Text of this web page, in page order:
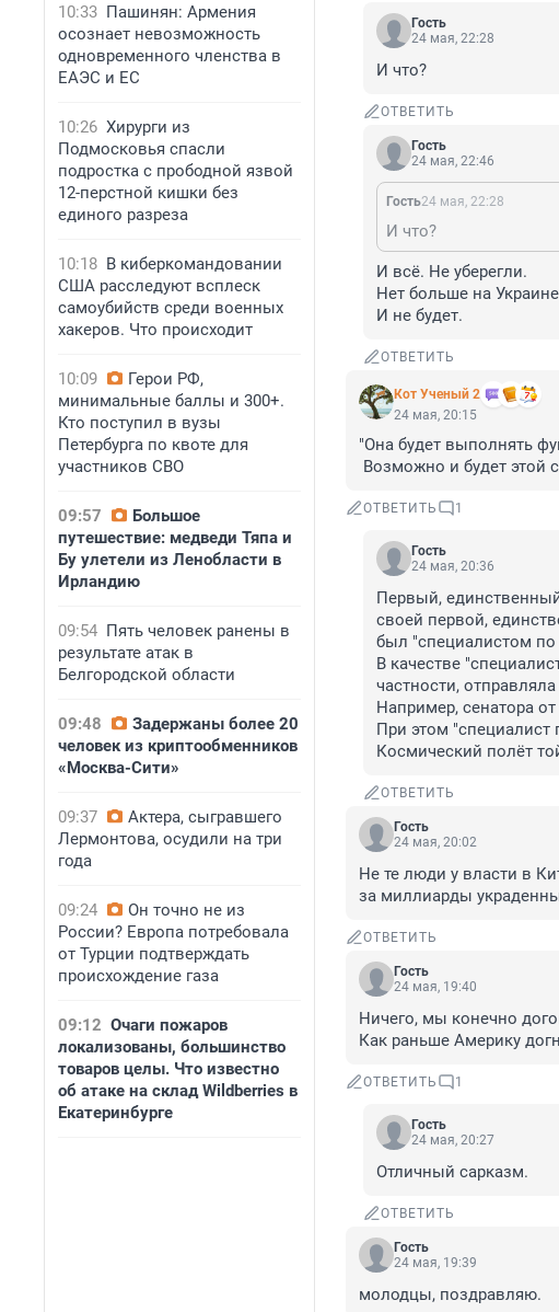
10:33 Пашинян: Армения
осознает невозможность
одновременного членства в
ЕАЭС и ЕС
10:26 Хирурги из
Подмосковья спасли
подростка с прободной язвой
12-перстной кишки без
единого разреза
10:18 В киберкомандовании
США расследуют всплеск
самоубийств среди военных
хакеров. Что происходит
10:09
Герои РФ,
минимальные баллы и 300+.
Кто поступил в вузы
Петербурга по квоте для
участников СВО
09:57
Большое
путешествие: медведи Тяпа и
Бу улетели из Ленобласти в
Ирландию
09:54 Пять человек ранены в
результате атак в
Белгородской области
09:48
Задержаны более 20
человек из криптообменников
«Москва-Сити»
09:37
Актера, сыгравшего
Лермонтова, осудили на три
года
09:24
Он точно не из
России? Европа потребовала
от Турции подтверждать
происхождение газа
09:12 Очаги пожаров
локализованы, большинство
товаров целы. Что известно
об атаке на склад Wildberries в
Екатеринбурге
Гость
24 мая, 22:28
И что?
ОТВЕТИТЬ
Гость
24 мая, 22:46
Гость24 мая, 22:28
И что?
И всё. Не уберегли.
Нет больше на
И не будет.
ОТВЕТИТЬ
Кот Ученый 2
24 мая, 20:15
"Она будет выполнять
Возможно и будет этой
ОТВЕТИТЬ 1
Гость
24 мая, 20:36
Первый,
своей первой,
был "специалистом по
В качестве
частности,
Например, сенатора
При этом "специалист
Космический полёт
ОТВЕТИТЬ
Гость
24 мая, 20:02
Не те люди у власти в
за миллиарды
ОТВЕТИТЬ
Гость
24 мая, 19:40
Ничего, мы конечно
Как раньше Америку
ОТВЕТИТЬ 1
Гость
24 мая, 20:27
Отличный сарказм.
ОТВЕТИТЬ
Гость
24 мая, 19:39
молодцы, поздравляю.